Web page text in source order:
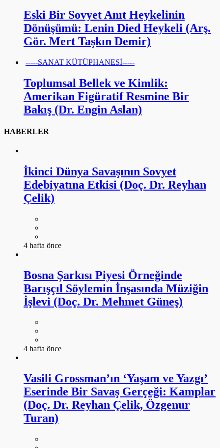
Eski Bir Sovyet Anıt Heykelinin
Dönüşümü: Lenin Died Heykeli (Arş.
Gör. Mert Taşkın Demir)
-----SANAT KÜTÜPHANESİ-----
Toplumsal Bellek ve Kimlik:
Amerikan Figüratif Resmine Bir
Bakış (Dr. Engin Aslan)
HABERLER
İkinci Dünya Savaşının Sovyet
Edebiyatına Etkisi (Doç. Dr. Reyhan
Çelik)
4 hafta önce
Bosna Şarkısı Piyesi Örneğinde
Barışçıl Söylemin İnşasında Müziğin
İşlevi (Doç. Dr. Mehmet Güneş)
4 hafta önce
Vasili Grossman’ın ‘Yaşam ve Yazgı’
Eserinde Bir Savaş Gerçeği: Kamplar
(Doç. Dr. Reyhan Çelik, Özgenur
Turan)